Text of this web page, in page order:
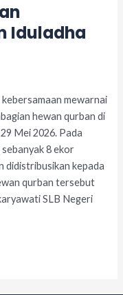
Iduladha
mewarnai
hewan qurban di
Mei 2026. Pada
8 ekor
didistribusikan kepada
qurban tersebut
SLB Negeri